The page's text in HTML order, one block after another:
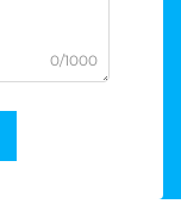
0/1000